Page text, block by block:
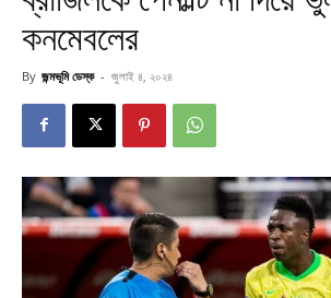
কনমেবলের
By জন্মভূমি ডেস্ক - জুলাই ৪, ২০২৪